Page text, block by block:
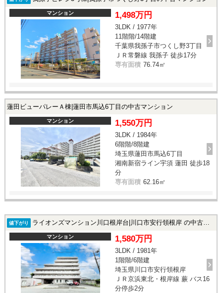
マンション 1,498万円
3LDK / 1977年
11階階/14階建
千葉県我孫子市つくし野3丁目
ＪＲ常磐線 我孫子 徒歩17分
専有面積 76.74㎡
蓮田ビューパレーＡ棟|蓮田市馬込6丁目の中古マンション
マンション 1,550万円
3LDK / 1984年
6階階/8階建
埼玉県蓮田市馬込6丁目
湘南新宿ライン宇須 蓮田 徒歩18
分
専有面積 62.16㎡
値下がり ライオンズマンション川口根岸台|川口市安行領根岸 の中古マンション
マンション 1,580万円
3LDK / 1981年
1階階/6階建
埼玉県川口市安行領根岸
ＪＲ京浜東北・根岸線 蕨 バス16
分停歩2分